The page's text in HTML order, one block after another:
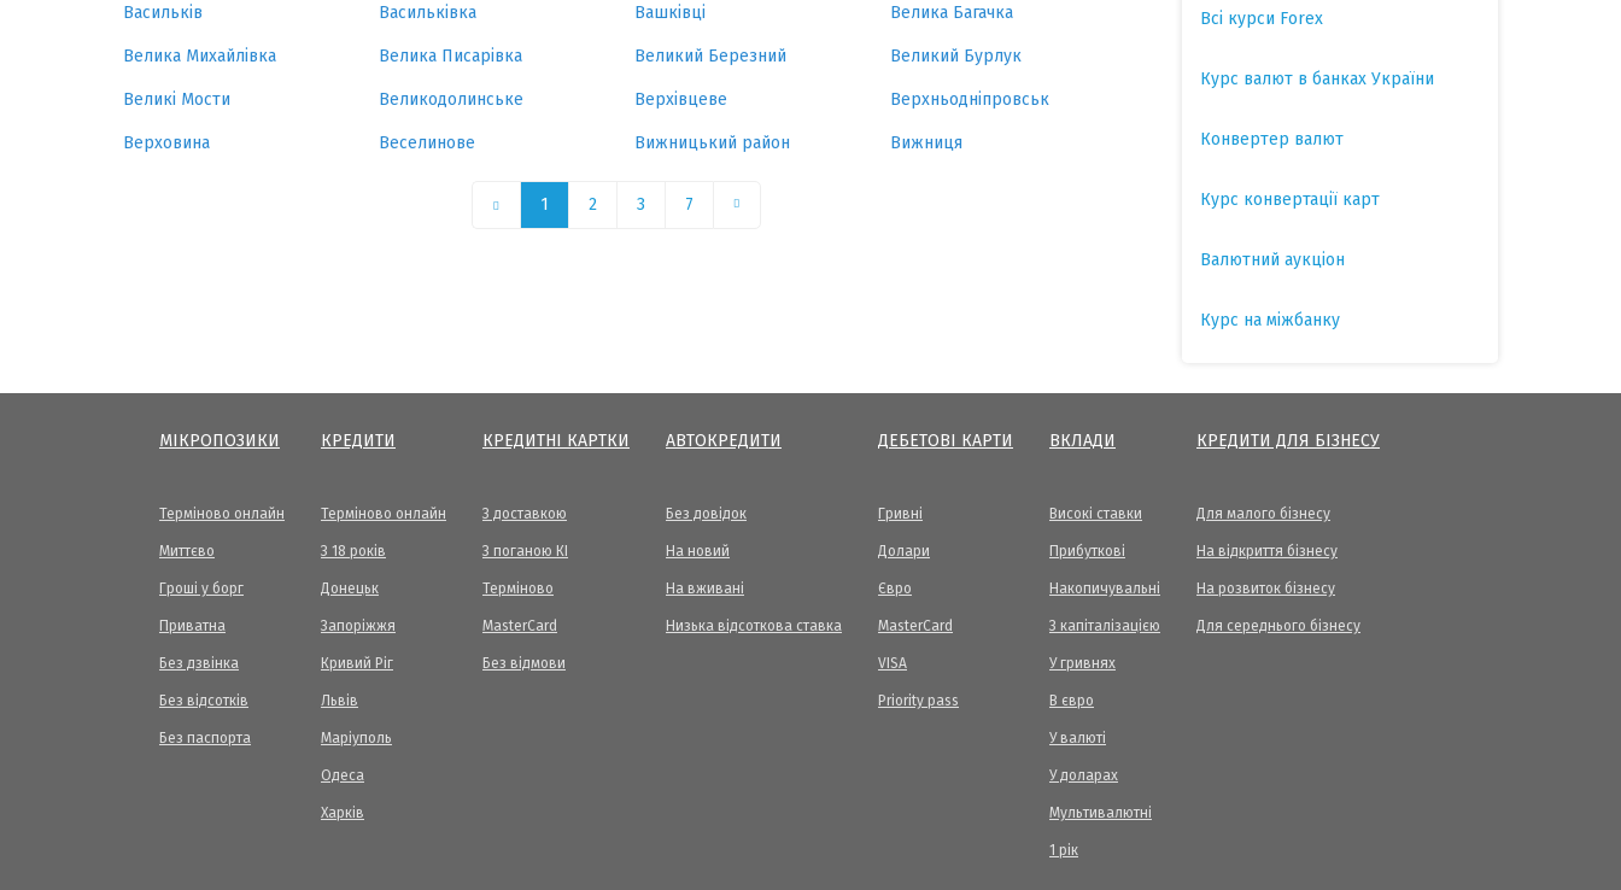
Васильків Васильківка Вашківці Велика Багачка
Велика Михайлівка Велика Писарівка Великий Березний Великий Бурлук
Великі Мости Великодолинське Верхівцеве Верхньодніпровськ
Верховина Веселинове Вижницький район Вижниця
1 2 3 7
Всі курси Forex
Курс валют в банках України
Конвертер валют
Курс конвертації карт
Валютний аукціон
Курс на міжбанку
МІКРОПОЗИКИ
Терміново онлайн
Миттєво
Гроші у борг
Приватна
Без дзвінка
Без відсотків
Без паспорта
КРЕДИТИ
Терміново онлайн
З 18 років
Донецьк
Запоріжжя
Кривий Ріг
Львів
Маріуполь
Одеса
Харків
КРЕДИТНІ КАРТКИ
З доставкою
З поганою КІ
Терміново
МasterCard
Без відмови
АВТОКРЕДИТИ
Без довідок
На новий
На вживані
Низька відсоткова ставка
ДЕБЕТОВІ КАРТИ
Гривні
Долари
Євро
MasterCard
VISA
Priority pass
ВКЛАДИ
Високі ставки
Прибуткові
Накопичувальні
З капіталізацією
У гривнях
В євро
У валюті
У доларах
Мультивалютні
1 рік
КРЕДИТИ ДЛЯ БІЗНЕСУ
Для малого бізнесу
На відкриття бізнесу
На розвиток бізнесу
Для середнього бізнесу